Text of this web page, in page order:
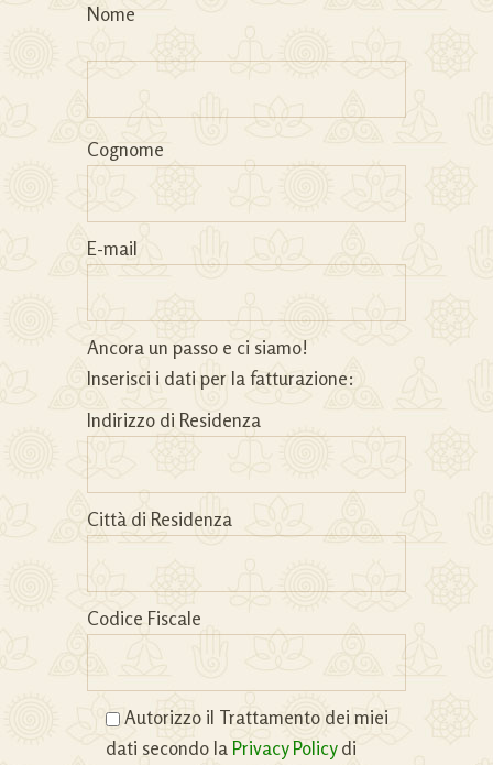
Nome
Cognome
E-mail
Ancora un passo e ci siamo!
Inserisci i dati per la fatturazione:
Indirizzo di Residenza
Città di Residenza
Codice Fiscale
Autorizzo il Trattamento dei miei
dati secondo la Privacy Policydi